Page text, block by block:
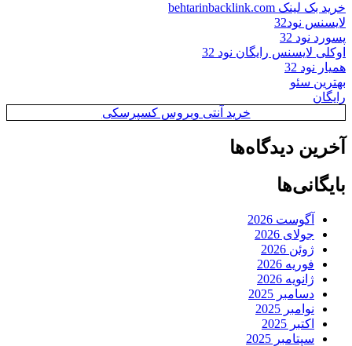
خرید بک لینک behtarinbacklink.com
لایسنس نود32
پسورد نود 32
اوکلی لایسنس رایگان نود 32
همیار نود 32
بهترین سئو
رایگان
خرید آنتی ویروس کسپرسکی
آخرین دیدگاه‌ها
بایگانی‌ها
آگوست 2026
جولای 2026
ژوئن 2026
فوریه 2026
ژانویه 2026
دسامبر 2025
نوامبر 2025
اکتبر 2025
سپتامبر 2025